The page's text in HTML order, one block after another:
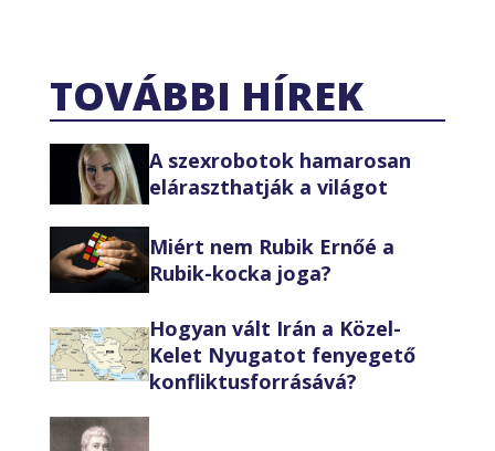
TOVÁBBI HÍREK
A szexrobotok hamarosan
eláraszthatják a világot
Miért nem Rubik Ernőé a
Rubik-kocka joga?
Hogyan vált Irán a Közel-
Kelet Nyugatot fenyegető
konfliktusforrásává?